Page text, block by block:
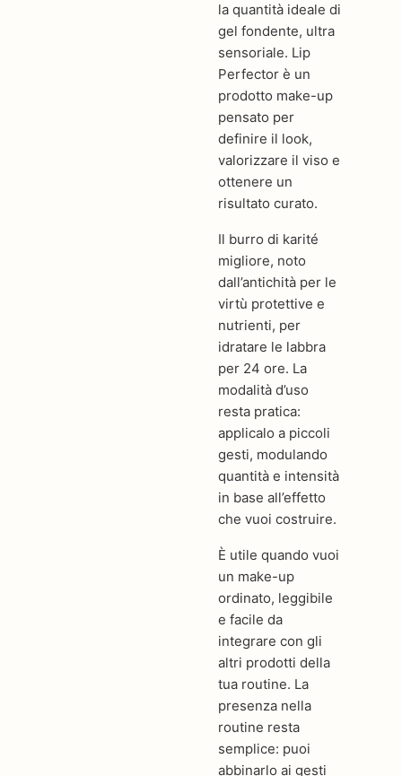
la quantità ideale di
gel fondente, ultra
sensoriale. Lip
Perfector è un
prodotto make-up
pensato per
definire il look,
valorizzare il viso e
ottenere un
risultato curato.
Il burro di karité
migliore, noto
dall’antichità per le
virtù protettive e
nutrienti, per
idratare le labbra
per 24 ore. La
modalità d’uso
resta pratica:
applicalo a piccoli
gesti, modulando
quantità e intensità
in base all’effetto
che vuoi costruire.
È utile quando vuoi
un make-up
ordinato, leggibile
e facile da
integrare con gli
altri prodotti della
tua routine. La
presenza nella
routine resta
semplice: puoi
abbinarlo ai gesti